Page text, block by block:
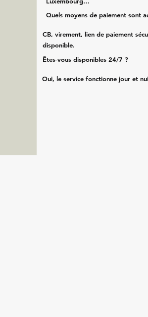
Quels moyens de paiement sont
CB, virement, lien de paiement
disponible.
Êtes‑vous disponibles 24/7 ?
Oui, le service fonctionne jour et